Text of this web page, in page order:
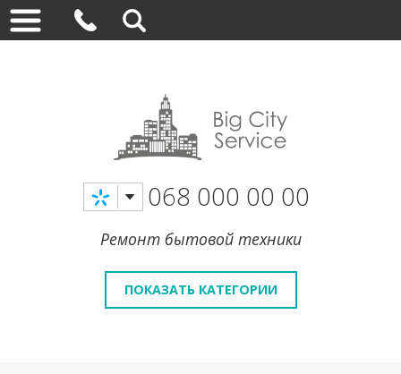
068 000 00 00
Ремонт бытовой техники
ПОКАЗАТЬ КАТЕГОРИИ